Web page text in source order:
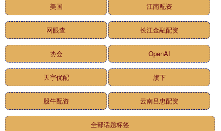
美国 江南配资
网眼查 长江金融配资
协会 OpenAI
天宇优配 旗下
股牛配资 云南吕忠配资
全部话题标签